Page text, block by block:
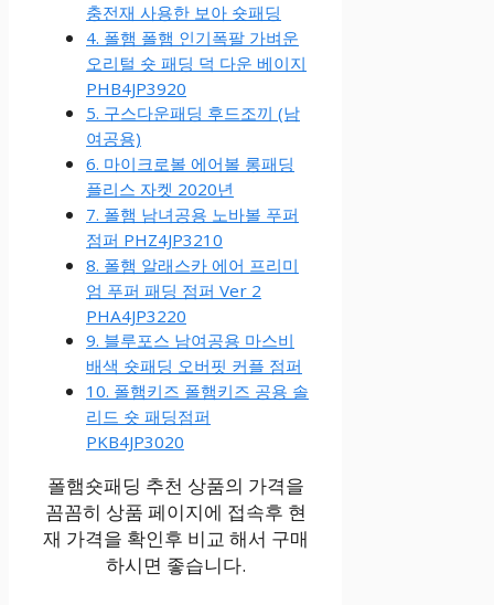
충전재 사용한 보아 숏패딩
4. 폴햄 폴햄 인기폭팔 가벼운
오리털 숏 패딩 덕 다운 베이지
PHB4JP3920
5. 구스다운패딩 후드조끼 (남
여공용)
6. 마이크로볼 에어볼 롱패딩
플리스 자켓 2020년
7. 폴햄 남녀공용 노바볼 푸퍼
점퍼 PHZ4JP3210
8. 폴햄 알래스카 에어 프리미
엄 푸퍼 패딩 점퍼 Ver 2
PHA4JP3220
9. 블루포스 남여공용 마스비
배색 숏패딩 오버핏 커플 점퍼
10. 폴햄키즈 폴햄키즈 공용 솔
리드 숏 패딩점퍼
PKB4JP3020
폴햄숏패딩 추천 상품의 가격을
꼼꼼히 상품 페이지에 접속후 현
재 가격을 확인후 비교 해서 구매
하시면 좋습니다.